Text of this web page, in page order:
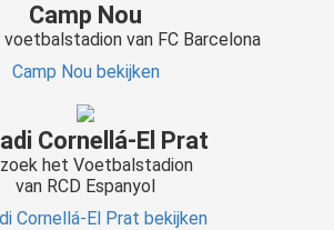
Camp Nou
van FC Barcelona
Camp Nou bekijken
Cornellá-El Prat
het Voetbalstadion
van RCD Espanyol
Cornellá-El Prat bekijken